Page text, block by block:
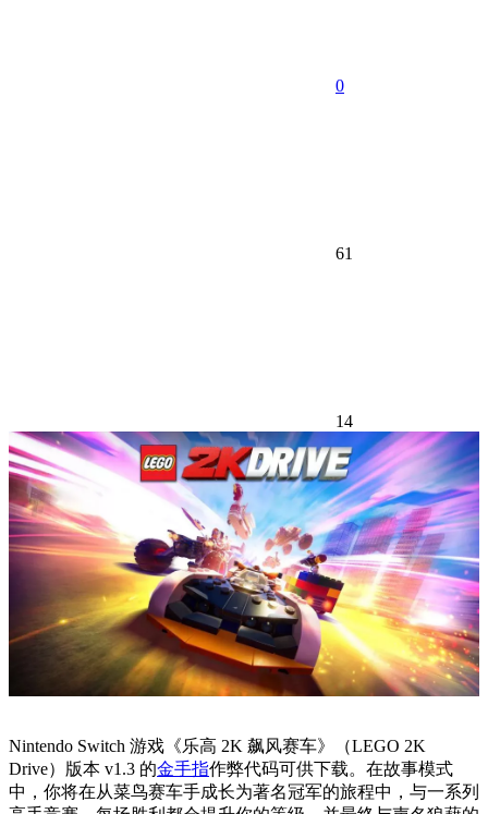
0
61
14
Nintendo Switch 游戏《乐高 2K 飙风赛车》（LEGO 2K
Drive）版本 v1.3 的金手指作弊代码可供下载。在故事模式
中，你将在从菜鸟赛车手成长为著名冠军的旅程中，与一系列